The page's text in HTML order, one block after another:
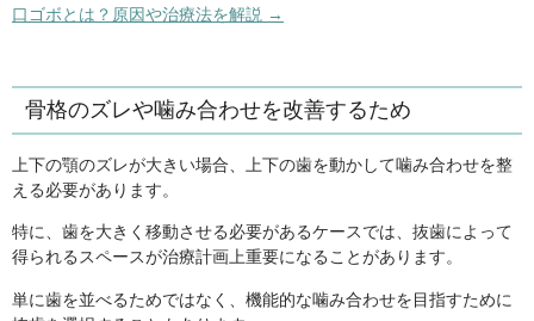
口ゴボとは？原因や治療法を解説 →
骨格のズレや噛み合わせを改善するため
上下の顎のズレが大きい場合、上下の歯を動かして噛み合わせを整
える必要があります。
特に、歯を大きく移動させる必要があるケースでは、抜歯によって
得られるスペースが治療計画上重要になることがあります。
単に歯を並べるためではなく、機能的な噛み合わせを目指すために